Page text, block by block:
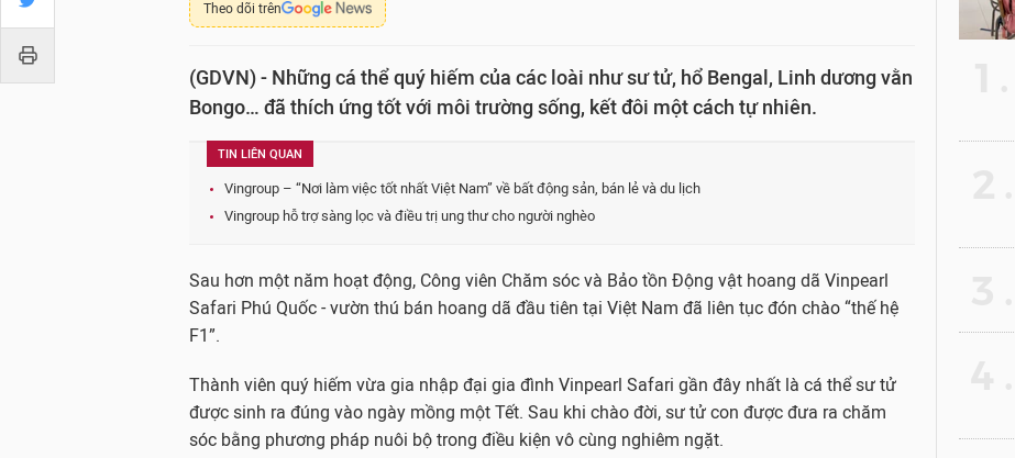
Theo dõi trên
(GDVN) - Những cá thể quý hiếm của các loài như sư tử, hổ Bengal, Linh dương vằn
Bongo… đã thích ứng tốt với môi trường sống, kết đôi một cách tự nhiên.
TIN LIÊN QUAN
Vingroup – “Nơi làm việc tốt nhất Việt Nam” về bất động sản, bán lẻ và du lịch
Vingroup hỗ trợ sàng lọc và điều trị ung thư cho người nghèo
Sau hơn một năm hoạt động, Công viên Chăm sóc và Bảo tồn Động vật hoang dã Vinpearl
Safari Phú Quốc - vườn thú bán hoang dã đầu tiên tại Việt Nam đã liên tục đón chào “thế hệ
F1”.
Thành viên quý hiếm vừa gia nhập đại gia đình Vinpearl Safari gần đây nhất là cá thể sư tử
được sinh ra đúng vào ngày mồng một Tết. Sau khi chào đời, sư tử con được đưa ra chăm
sóc bằng phương pháp nuôi bộ trong điều kiện vô cùng nghiêm ngặt.